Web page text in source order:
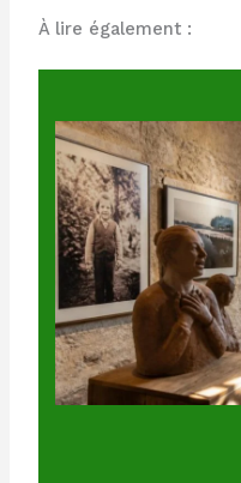
À lire également :